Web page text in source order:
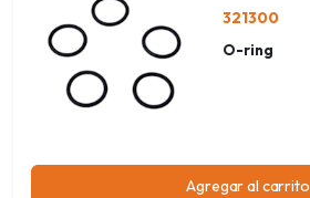
321300
O-ring
Agregar al carrito